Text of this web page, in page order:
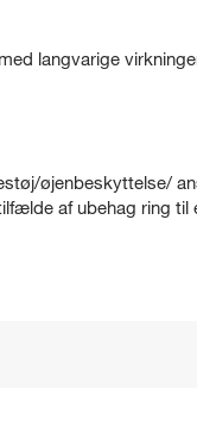
langvarige
øjenbeskyttelse/
af ubehag ring